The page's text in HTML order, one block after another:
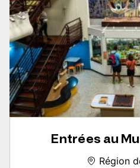
Entrées au
Région